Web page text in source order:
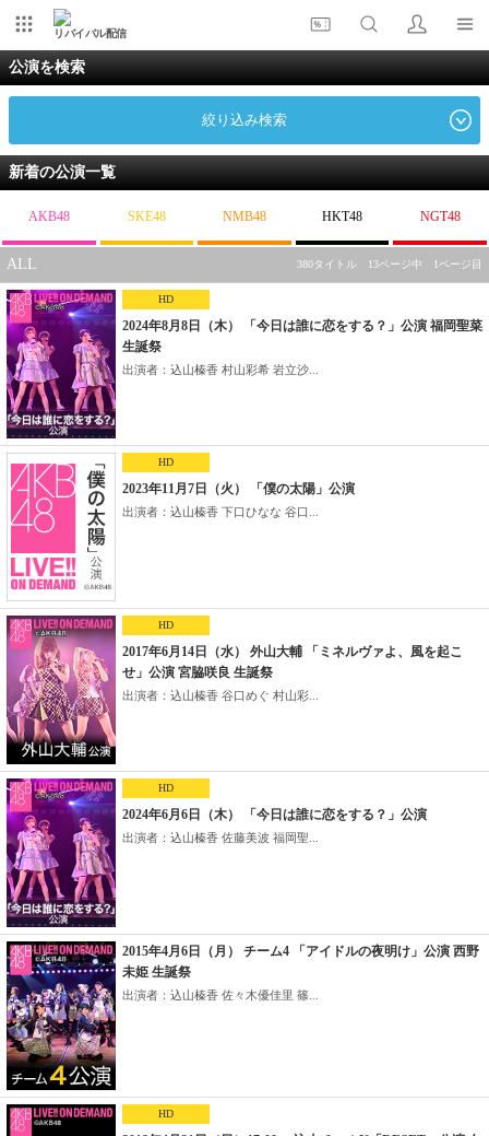
リバイバル配信
公演を検索
絞り込み検索
新着の公演一覧
AKB48 SKE48 NMB48 HKT48 NGT48
ALL 380タイトル 13ページ中 1ページ目
HD
2024年8月8日（木） 「今日は誰に恋をする？」公演 福岡聖菜
生誕祭
出演者：込山榛香 村山彩希 岩立沙...
HD
2023年11月7日（火） 「僕の太陽」公演
出演者：込山榛香 下口ひなな 谷口...
HD
2017年6月14日（水） 外山大輔 「ミネルヴァよ、風を起こ
せ」公演 宮脇咲良 生誕祭
出演者：込山榛香 谷口めぐ 村山彩...
HD
2024年6月6日（木） 「今日は誰に恋をする？」公演
出演者：込山榛香 佐藤美波 福岡聖...
2015年4月6日（月） チーム4 「アイドルの夜明け」公演 西野
未姫 生誕祭
出演者：込山榛香 佐々木優佳里 篠...
HD